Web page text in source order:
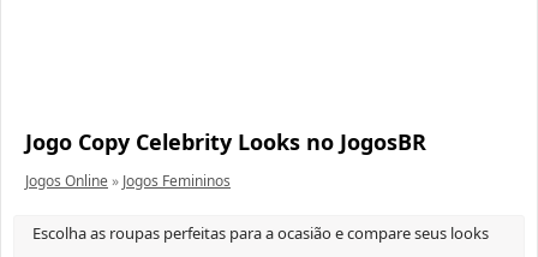
Jogo Copy Celebrity Looks no JogosBR
Jogos Online» Jogos Femininos
Escolha as roupas perfeitas para a ocasião e compare seus looks